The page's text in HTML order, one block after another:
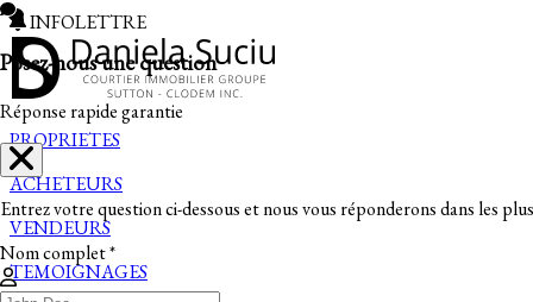
INFOLETTRE
PROPRIETES
ACHETEURS
VENDEURS
TEMOIGNAGES
Posez-nous une question
Réponse rapide garantie
Entrez votre question ci-dessous et nous vous réponderons dans les
Nom complet *